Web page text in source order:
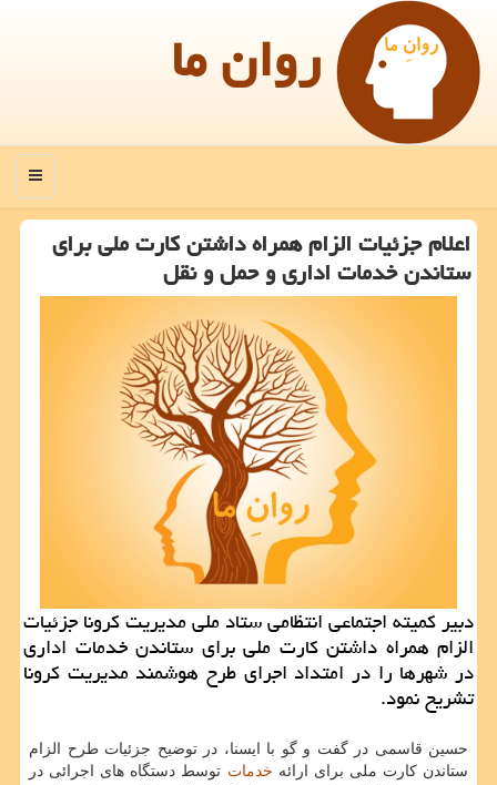
روان ما
منو
اعلام جزئیات الزام همراه داشتن كارت ملی برای
ستاندن خدمات اداری و حمل و نقل
دبیر كمیته اجتماعی انتظامی ستاد ملی مدیریت كرونا جزئیات
الزام همراه داشتن كارت ملی برای ستاندن خدمات اداری
در شهرها را در امتداد اجرای طرح هوشمند مدیریت كرونا
تشریح نمود.
حسین قاسمی در گفت و گو با ایسنا، در توضیح جزئیات طرح الزام
ستاندن کارت ملی برای ارائه خدمات توسط دستگاه های اجرائی در